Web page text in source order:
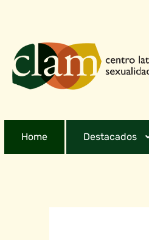
Home Destacados